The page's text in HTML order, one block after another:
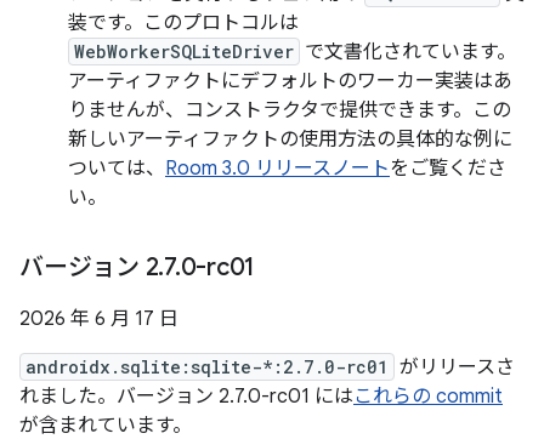
装です。このプロトコルは
WebWorkerSQLiteDriver で文書化されています。
アーティファクトにデフォルトのワーカー実装はあ
りませんが、コンストラクタで提供できます。この
新しいアーティファクトの使用方法の具体的な例に
ついては、 Room 3.0 リリースノートをご覧くださ
い。
バージョン 2.7.0-rc01
2026 年 6 月 17 日
androidx.sqlite:sqlite-*:2.7.0-rc01
がリリースさ
れました。バージョン 2.7.0-rc01 にはこれらの commit
が含まれています。